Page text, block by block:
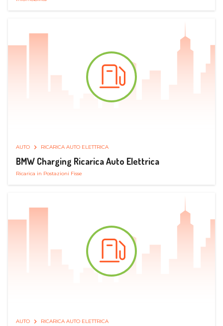
AUTO RICARICA AUTO ELETTRICA
BMW Charging Ricarica Auto Elettrica
Ricarica in Postazioni Fisse
AUTO RICARICA AUTO ELETTRICA